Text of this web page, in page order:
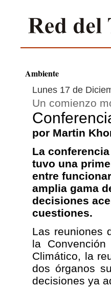
Ambiente
Lunes 17 de
Un comienzo
por Martin
La
tuvo una
entre
amplia gama
decisiones
cuestiones.
Las reuniones
la
Climático, la
dos órganos
decisiones ya